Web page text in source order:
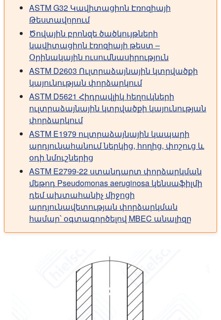
ASTM G32 Կավիտացիոն Էռոզիայի
Թեստավորում
Ծովային բրոնզե ծածկույթների
կավիտացիոն էռոզիայի թեստ –
Օրինակային ուսումնասիրություն
ASTM D2603 Ուլտրաձայնային կտրվածքի
կայունության փորձարկում
ASTM D5621 Հիդրավլիկ հեղուկների
ուլտրաձայնային կտրվածքի կայունության
փորձարկում
ASTM E1979 ուլտրաձայնային կապարի
արդյունահանում ներկից, հողից, փոշուց և
օդի նմուշներից
ASTM E2799-22 ստանդարտ փորձարկման
մեթոդ Pseudomonas aeruginosa կենսաֆիլմի
դեմ ախտահանիչ միջոցի
արդյունավետության փորձարկման
համար՝ օգտագործելով MBEC անալիզը